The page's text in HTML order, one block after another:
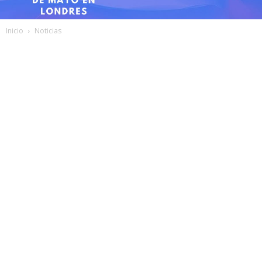
Inicio Noticias